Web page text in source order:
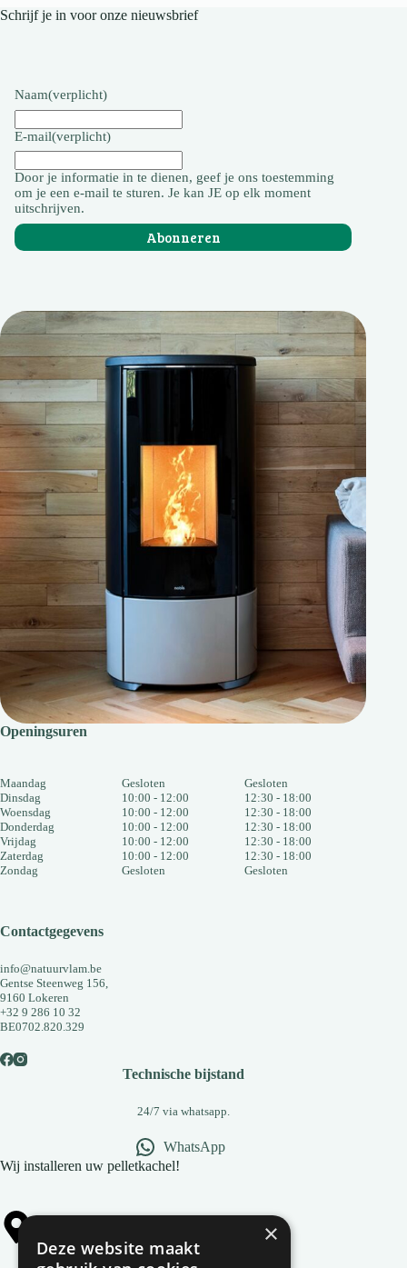
Schrijf je in voor onze nieuwsbrief
Naam(verplicht)
E-mail(verplicht)
Door je informatie in te dienen, geef je ons toestemming
om je een e-mail te sturen. Je kan JE op elk moment
uitschrijven.
Abonneren
Openingsuren
Maandag
Dinsdag
Woensdag
Donderdag
Vrijdag
Zaterdag
Zondag
Gesloten
10:00 - 12:00
10:00 - 12:00
10:00 - 12:00
10:00 - 12:00
10:00 - 12:00
Gesloten
Gesloten
12:30 - 18:00
12:30 - 18:00
12:30 - 18:00
12:30 - 18:00
12:30 - 18:00
Gesloten
Contactgegevens
info@natuurvlam.be
Gentse Steenweg 156,
9160 Lokeren
+32 9 286 10 32
BE0702.820.329
Technische bijstand
24/7 via whatsapp.
WhatsApp
Wij installeren uw pelletkachel!
Alle gemeentes ×
Deze website maakt